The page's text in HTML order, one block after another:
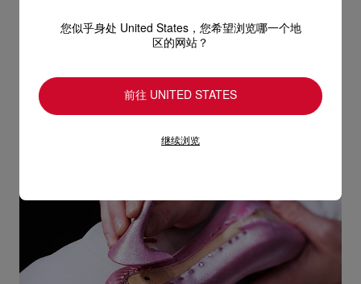
所用的材料而定。
您似乎身处 United States，您希望浏览哪一个地
区的网站？
前往 UNITED STATES
继续浏览